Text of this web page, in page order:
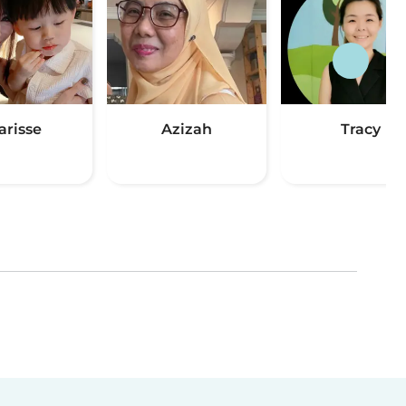
Azizah Tracy